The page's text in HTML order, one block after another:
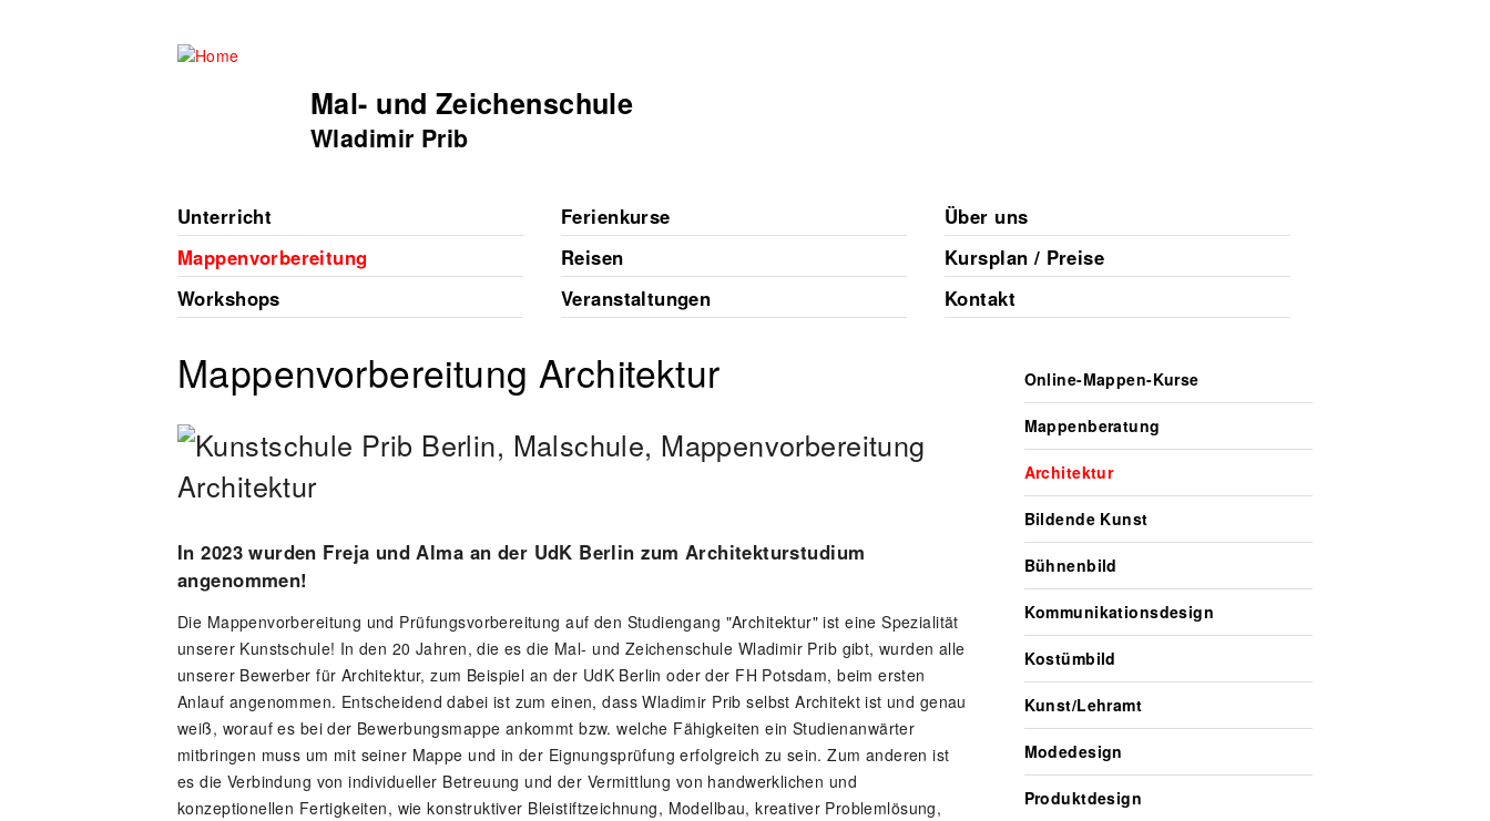
Mal- und Zeichenschule
Wladimir Prib
Unterricht
Mappenvorbereitung
Workshops
Ferienkurse
Reisen
Veranstaltungen
Über uns
Kursplan / Preise
Kontakt
Mappenvorbereitung Architektur
In 2023 wurden Freja und Alma an der UdK Berlin zum Architekturstudium
angenommen!
Die Mappenvorbereitung und Prüfungsvorbereitung auf den Studiengang "Architektur" ist eine Spezialität
unserer Kunstschule! In den 20 Jahren, die es die Mal- und Zeichenschule Wladimir Prib gibt, wurden alle
unserer Bewerber für Architektur, zum Beispiel an der UdK Berlin oder der FH Potsdam, beim ersten
Anlauf angenommen. Entscheidend dabei ist zum einen, dass Wladimir Prib selbst Architekt ist und genau
weiß, worauf es bei der Bewerbungsmappe ankommt bzw. welche Fähigkeiten ein Studienanwärter
mitbringen muss um mit seiner Mappe und in der Eignungsprüfung erfolgreich zu sein. Zum anderen ist
es die Verbindung von individueller Betreuung und der Vermittlung von handwerklichen und
konzeptionellen Fertigkeiten, wie konstruktiver Bleistiftzeichnung, Modellbau, kreativer Problemlösung,
Online-Mappen-Kurse
Mappenberatung
Architektur
Bildende Kunst
Bühnenbild
Kommunikationsdesign
Kostümbild
Kunst/Lehramt
Modedesign
Produktdesign